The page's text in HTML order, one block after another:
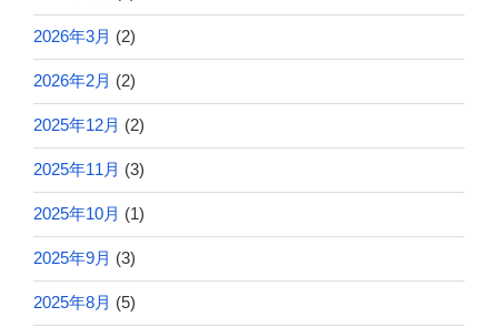
2026年3月 (2)
2026年2月 (2)
2025年12月 (2)
2025年11月 (3)
2025年10月 (1)
2025年9月 (3)
2025年8月 (5)